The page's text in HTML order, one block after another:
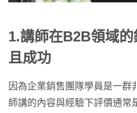
1.講師在B2B領域
且成功
因為企業銷售團隊學員是一
師講的內容與經驗下評價通常